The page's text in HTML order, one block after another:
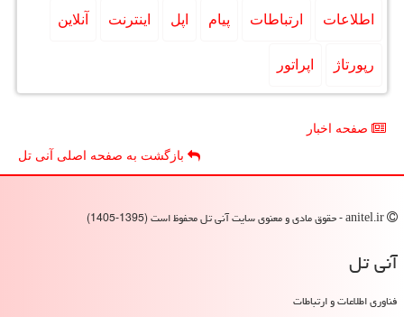
اطلاعات ارتباطات پیام اپل اینترنت آنلاین
رپورتاژ اپراتور
صفحه اخبار
بازگشت به صفحه اصلی آنی تل
آنی تل
فناوری اطلاعات و ارتباطات